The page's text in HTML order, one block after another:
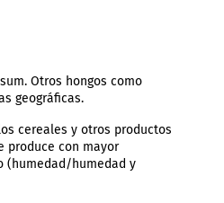
Otros hongos como
geográficas.
cereales y otros productos
produce con mayor
(humedad/humedad y